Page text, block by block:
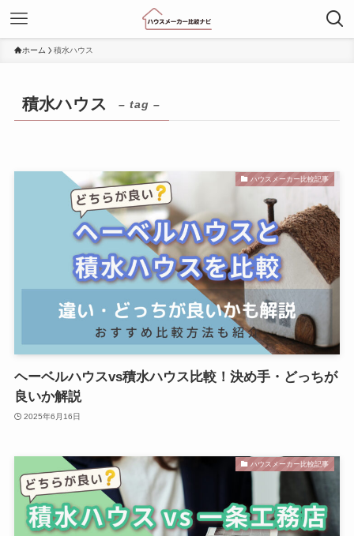
ホーム 積水ハウス
積水ハウス – tag –
ハウスメーカー比較記事
ヘーベルハウスvs積水ハウス比較！決め手・どっちが
良いか解説
2025年6月16日
ハウスメーカー比較記事